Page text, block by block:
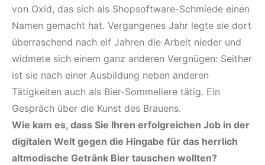
von Oxid, das sich als Shopsoftware-Schmiede einen
Namen gemacht hat. Vergangenes Jahr legte sie dort
überraschend nach elf Jahren die Arbeit nieder und
widmete sich einem ganz anderen Vergnügen: Seither
ist sie nach einer Ausbildung neben anderen
Tätigkeiten auch als Bier-Sommeliere tätig. Ein
Gespräch über die Kunst des Brauens.
Wie kam es, dass Sie Ihren erfolgreichen Job in der
digitalen Welt gegen die Hingabe für das herrlich
altmodische Getränk Bier tauschen wollten?